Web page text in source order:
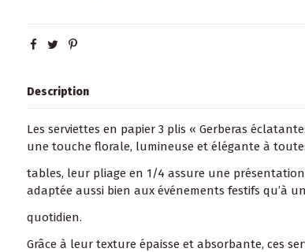
Description
Les serviettes en papier 3 plis « Gerberas
une touche florale, lumineuse et élégante à
tables, leur pliage en 1/4 assure une
adaptée aussi bien aux événements festifs qu’à
quotidien.
Grâce à leur texture épaisse et absorbante, ces